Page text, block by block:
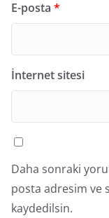
E-posta *
İnternet sitesi
Daha sonraki
posta adresim ve
kaydedilsin.